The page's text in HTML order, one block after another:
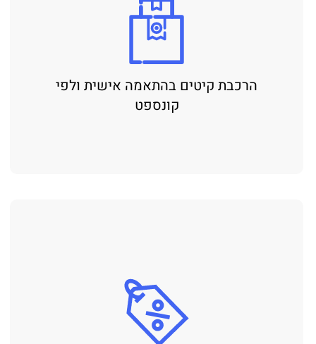
הרכבת קיטים בהתאמה אישית ולפי
קונספט